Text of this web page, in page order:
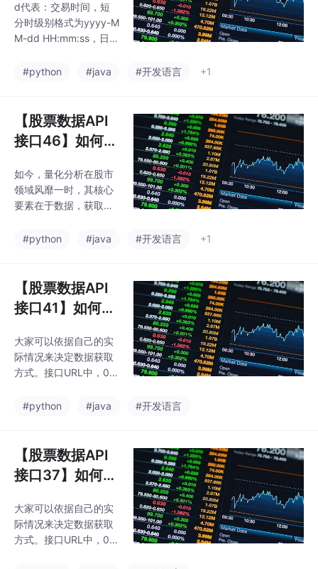
他股票的数据了。接下
来，我将分享200多个
实测可用且免费的专业
Python、JavaScript
时交易数据之Py
thon、Java等
例代码演示通过
取数据
d代表：交易时间，短
分时级别格式为yyyy-M
M-dd HH:mm:ss，日线
o代表：开盘价（元），
c代表：收盘价（元），
v代表：成交量（手），
e代表：成交额（元），
s代表：换手率（%），
zd代表：涨跌幅
（%），zde代表：涨跌
析在股市领域风靡一
#python #java #开发语言 +1
【股票数据API
接口46】如何获
时BOLL数据之P
ython、Java等
例代码演示通过
取数据
​如今，量化分析在股市
领域风靡一时，其核心
要素在于数据，获取股
析之路的第一步。接口
D8-9F96-0C7F0FBCD
073是请求证书，这个
是官方提供的测试证书
据，随后大家自己可以
去领取一个免费的请求
证书就可以获取其他股
易时间，短分时级别格
#python #java #开发语言 +1
【股票数据API
接口41】如何获
时MA数据之Pyt
hon、Java等多
代码演示通过股
数据
大家可以依据自己的实
际情况来决定数据获取
方式。接口URL中，00
NCE-66D8-9F96-0C7
测试证书只能测试0000
01的数据，随后大家自
己可以去领取一个免费
其他股票的数据了。接
下来，我将分享200多
个实测可用且免费的专
#python #java #开发语言
【股票数据API
接口37】如何获
数据之Pytho
n、Java等多种
大家可以依据自己的实
际情况来决定数据获取
方式。接口URL中，00